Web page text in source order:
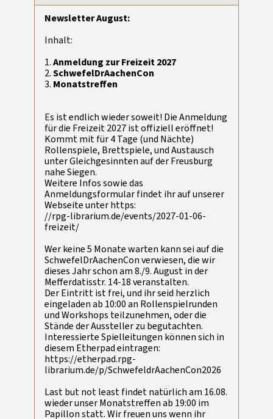
Newsletter August:
Inhalt:
1.Anmeldung zur Freizeit 2027
2.SchwefelDrAachenCon
3. Monatstreffen
Es ist endlich wieder soweit! Die Anmeldung
für die Freizeit 2027 ist offiziell eröffnet!
Kommt mit für 4 Tage (und Nächte)
Rollenspiele, Brettspiele, und Austausch
unter Gleichgesinnten auf der Freusburg
nahe Siegen.
Weitere Infos sowie das
Anmeldungsformular findet ihr auf unserer
Webseite unter https:
//rpg-librarium.de/events/2027-01-06-
freizeit/
Wer keine 5 Monate warten kann sei auf die
SchwefelDrAachenCon verwiesen, die wir
dieses Jahr schon am 8./9. August in der
Mefferdatisstr. 14-18 veranstalten.
Der Eintritt ist frei, und ihr seid herzlich
eingeladen ab 10:00 an Rollenspielrunden
und Workshops teilzunehmen, oder die
Stände der Aussteller zu begutachten.
Interessierte Spielleitungen können sich in
diesem Etherpad eintragen:
https://etherpad.rpg-
librarium.de/p/SchwefeldrAachenCon2026
Last but not least findet natürlich am 16.08.
wieder unser Monatstreffen ab 19:00 im
Papillon statt. Wir freuen uns wenn ihr